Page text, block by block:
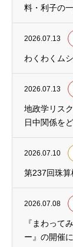
料・利子の
2026.07.13
わくわくム
2026.07.13
地政学リス
日中関係を
2026.07.10
第237回珠
2026.07.08
『まわって
ー』の開催